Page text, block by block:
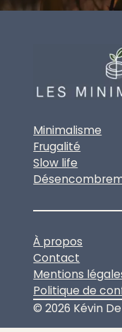
Minimalisme
Frugalité
Slow life
À propos
Contact
Mentions
Politique de
© 2026 Kévin